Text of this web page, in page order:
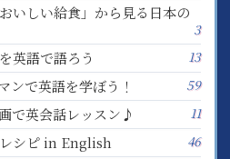
いしい給食」から見る日本の
3
英語で語ろう 13
ンで英語を学ぼう！ 59
で英会話レッスン♪ 11
シピ in English 46